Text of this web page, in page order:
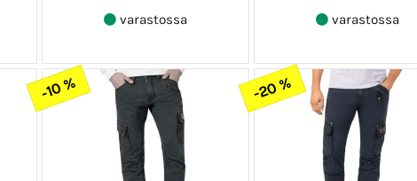
varastossa varastossa
-10 % -20 %